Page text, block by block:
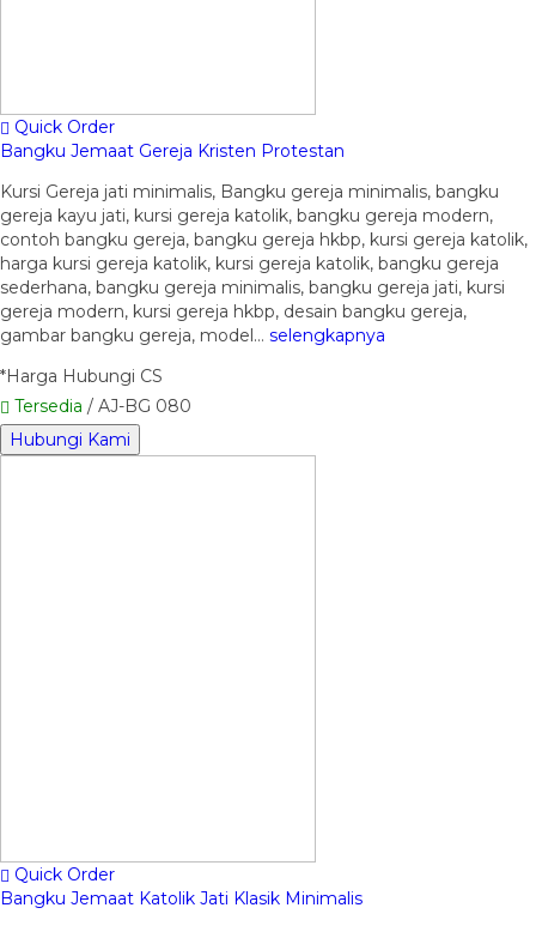
Quick Order
Bangku Jemaat Gereja Kristen Protestan
Kursi Gereja jati minimalis, Bangku gereja minimalis, bangku
gereja kayu jati, kursi gereja katolik, bangku gereja modern,
contoh bangku gereja, bangku gereja hkbp, kursi gereja katolik,
harga kursi gereja katolik, kursi gereja katolik, bangku gereja
sederhana, bangku gereja minimalis, bangku gereja jati, kursi
gereja modern, kursi gereja hkbp, desain bangku gereja,
gambar bangku gereja, model… selengkapnya
*Harga Hubungi CS
Tersedia / AJ-BG 080
Hubungi Kami
Quick Order
Bangku Jemaat Katolik Jati Klasik Minimalis